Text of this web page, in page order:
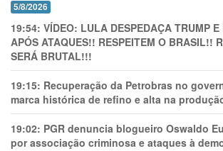
5/8/2026
19:54: VÍDEO: LULA DESPEDAÇA TRUMP
APÓS ATAQUES!! RESPEITEM O BRASIL!!
SERÁ BRUTAL!!!
19:15: Recuperação da Petrobras no
marca histórica de refino e alta na
19:02: PGR denuncia blogueiro Oswaldo
por associação criminosa e ataques à